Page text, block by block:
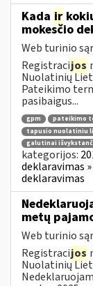
Kada ir
mokesčio
Web turinio
Registracijos
Nuolatinių
Pateikimo
pasibaigus...
gpm
pateikimo
tapusio nuolatiniu
galutinai
kategorijos:
deklaravimas
deklaravimas
metų
Web turinio
Registracijos
Nuolatinių